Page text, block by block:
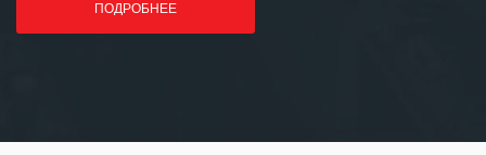
ПОДРОБНЕЕ